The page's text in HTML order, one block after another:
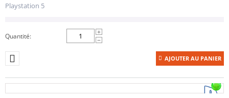
Playstation 5
Quantité:
+
−
AJOUTER AU PANIER